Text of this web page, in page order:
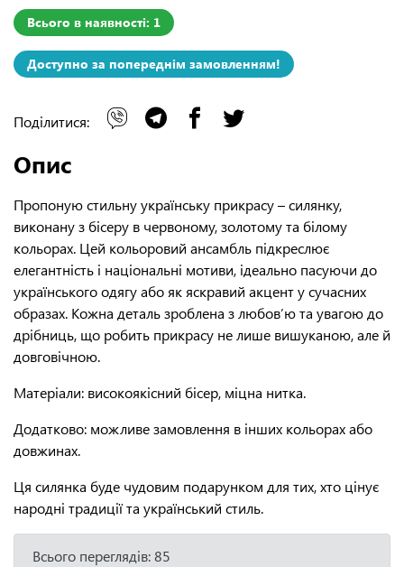
Всього в наявності: 1
Доступно за попереднім замовленням!
Поділитися:
Опис
Пропоную стильну українську прикрасу – силянку,
виконану з бісеру в червоному, золотому та білому
кольорах. Цей кольоровий ансамбль підкреслює
елегантність і національні мотиви, ідеально пасуючи до
українського одягу або як яскравий акцент у сучасних
образах. Кожна деталь зроблена з любов’ю та увагою до
дрібниць, що робить прикрасу не лише вишуканою, але й
довговічною.
Матеріали: високоякісний бісер, міцна нитка.
Додатково: можливе замовлення в інших кольорах або
довжинах.
Ця силянка буде чудовим подарунком для тих, хто цінує
народні традиції та український стиль.
Всього переглядів: 85